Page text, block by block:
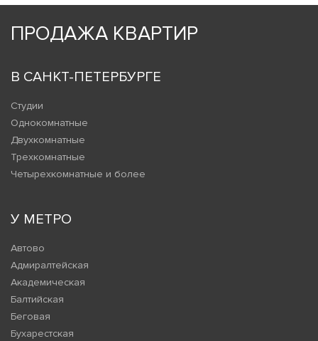
ПРОДАЖА КВАРТИР
В САНКТ-ПЕТЕРБУРГЕ
Студии
Однокомнатные
Двухкомнатные
Трехкомнатные
Четырехкомнатные и более
У МЕТРО
Автово
Адмиралтейская
Академическая
Балтийская
Беговая
Бухарестская